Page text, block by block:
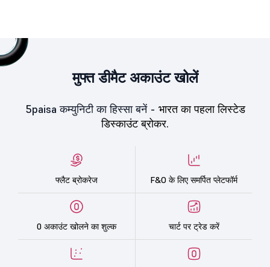
मुफ्त डीमैट अकाउंट खोलें
5paisa कम्युनिटी का हिस्सा बनें - भारत का पहला लिस्टेड
डिस्काउंट ब्रोकर.
फ्लैट ब्रोकरेज F&O के लिए समर्पित प्लेटफॉर्म
0 अकाउंट खोलने का शुल्क चार्ट पर ट्रेड करें